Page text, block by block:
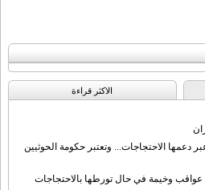
الاکثر قراءة
دعمها الاحتجاجات... وتعتبر حكومة الحوثيين
عواقب وخيمة في حال تورطها بالاحتجاجات